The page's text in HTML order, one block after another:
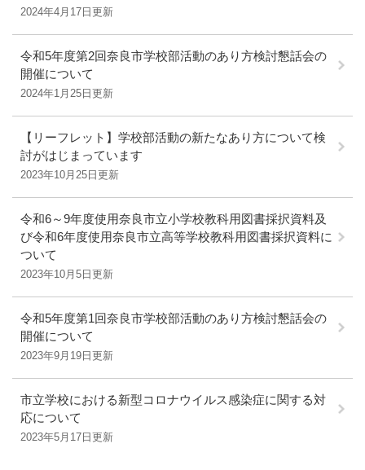
2024年4月17日更新
令和5年度第2回奈良市学校部活動のあり方検討懇話会の
開催について
2024年1月25日更新
【リーフレット】学校部活動の新たなあり方について検
討がはじまっています
2023年10月25日更新
令和6～9年度使用奈良市立小学校教科用図書採択資料及
び令和6年度使用奈良市立高等学校教科用図書採択資料に
ついて
2023年10月5日更新
令和5年度第1回奈良市学校部活動のあり方検討懇話会の
開催について
2023年9月19日更新
市立学校における新型コロナウイルス感染症に関する対
応について
2023年5月17日更新